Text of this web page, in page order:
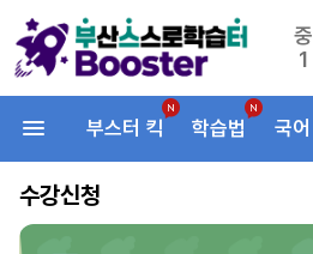
중
1
부스터 킥 학습법 국어
수강신청